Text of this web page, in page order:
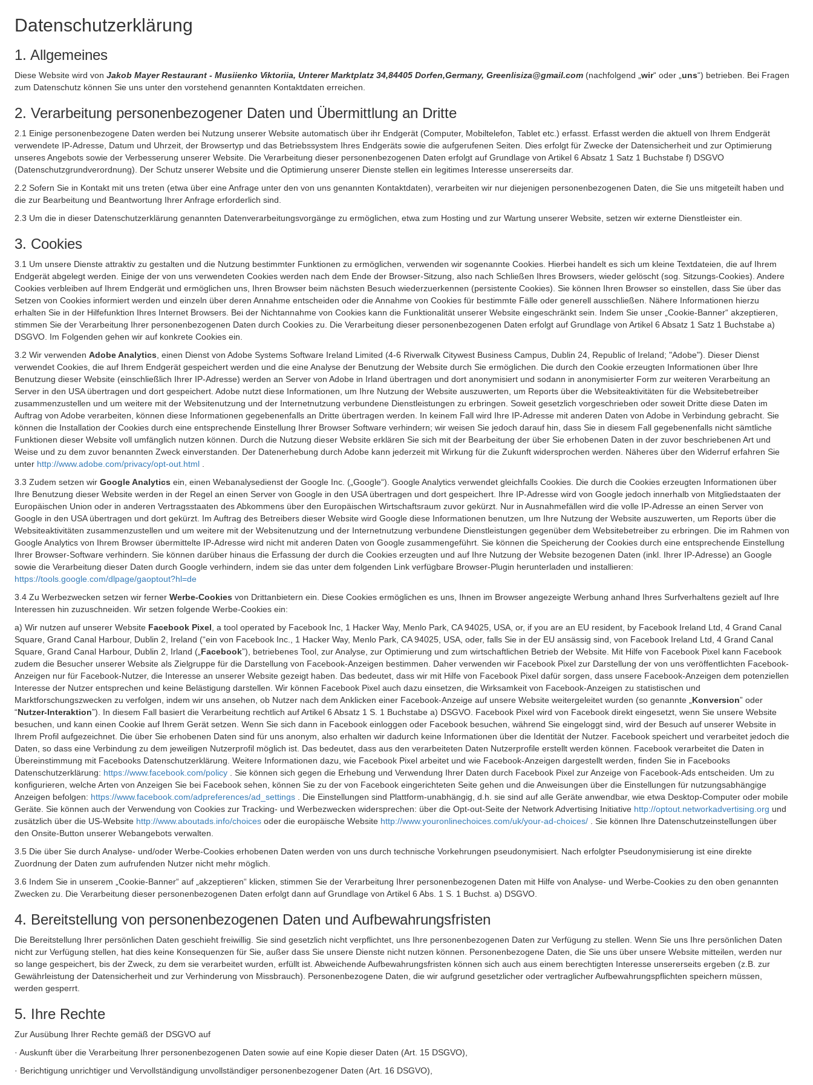
Datenschutzerklärung
1. Allgemeines
Diese Website wird von Jakob Mayer Restaurant - Musiienko Viktoriia, Unterer Marktplatz 34,84405 Dorfen,Germany, Greenlisiza@gmail.com (nachfolgend „ wir“ oder „ uns“) betrieben. Bei Fragen
zum Datenschutz können Sie uns unter den vorstehend genannten Kontaktdaten erreichen.
2. Verarbeitung personenbezogener Daten und Übermittlung an Dritte
2.1 Einige personenbezogene Daten werden bei Nutzung unserer Website automatisch über ihr Endgerät (Computer, Mobiltelefon, Tablet etc.) erfasst. Erfasst werden die aktuell von Ihrem Endgerät
verwendete IP-Adresse, Datum und Uhrzeit, der Browsertyp und das Betriebssystem Ihres Endgeräts sowie die aufgerufenen Seiten. Dies erfolgt für Zwecke der Datensicherheit und zur Optimierung
unseres Angebots sowie der Verbesserung unserer Website. Die Verarbeitung dieser personenbezogenen Daten erfolgt auf Grundlage von Artikel 6 Absatz 1 Satz 1 Buchstabe f) DSGVO
(Datenschutzgrundverordnung). Der Schutz unserer Website und die Optimierung unserer Dienste stellen ein legitimes Interesse unsererseits dar.
2.2 Sofern Sie in Kontakt mit uns treten (etwa über eine Anfrage unter den von uns genannten Kontaktdaten), verarbeiten wir nur diejenigen personenbezogenen Daten, die Sie uns mitgeteilt haben und
die zur Bearbeitung und Beantwortung Ihrer Anfrage erforderlich sind.
2.3 Um die in dieser Datenschutzerklärung genannten Datenverarbeitungsvorgänge zu ermöglichen, etwa zum Hosting und zur Wartung unserer Website, setzen wir externe Dienstleister ein.
3. Cookies
3.1 Um unsere Dienste attraktiv zu gestalten und die Nutzung bestimmter Funktionen zu ermöglichen, verwenden wir sogenannte Cookies. Hierbei handelt es sich um kleine Textdateien, die auf Ihrem
Endgerät abgelegt werden. Einige der von uns verwendeten Cookies werden nach dem Ende der Browser-Sitzung, also nach Schließen Ihres Browsers, wieder gelöscht (sog. Sitzungs-Cookies). Andere
Cookies verbleiben auf Ihrem Endgerät und ermöglichen uns, Ihren Browser beim nächsten Besuch wiederzuerkennen (persistente Cookies). Sie können Ihren Browser so einstellen, dass Sie über das
Setzen von Cookies informiert werden und einzeln über deren Annahme entscheiden oder die Annahme von Cookies für bestimmte Fälle oder generell ausschließen. Nähere Informationen hierzu
erhalten Sie in der Hilfefunktion Ihres Internet Browsers. Bei der Nichtannahme von Cookies kann die Funktionalität unserer Website eingeschränkt sein. Indem Sie unser „Cookie-Banner“ akzeptieren,
stimmen Sie der Verarbeitung Ihrer personenbezogenen Daten durch Cookies zu. Die Verarbeitung dieser personenbezogenen Daten erfolgt auf Grundlage von Artikel 6 Absatz 1 Satz 1 Buchstabe a)
DSGVO. Im Folgenden gehen wir auf konkrete Cookies ein.
3.2 Wir verwenden Adobe Analytics , einen Dienst von Adobe Systems Software Ireland Limited (4-6 Riverwalk Citywest Business Campus, Dublin 24, Republic of Ireland; "Adobe"). Dieser Dienst
verwendet Cookies, die auf Ihrem Endgerät gespeichert werden und die eine Analyse der Benutzung der Website durch Sie ermöglichen. Die durch den Cookie erzeugten Informationen über Ihre
Benutzung dieser Website (einschließlich Ihrer IP-Adresse) werden an Server von Adobe in Irland übertragen und dort anonymisiert und sodann in anonymisierter Form zur weiteren Verarbeitung an
Server in den USA übertragen und dort gespeichert. Adobe nutzt diese Informationen, um Ihre Nutzung der Website auszuwerten, um Reports über die Websiteaktivitäten für die Websitebetreiber
zusammenzustellen und um weitere mit der Websitenutzung und der Internetnutzung verbundene Dienstleistungen zu erbringen. Soweit gesetzlich vorgeschrieben oder soweit Dritte diese Daten im
Auftrag von Adobe verarbeiten, können diese Informationen gegebenenfalls an Dritte übertragen werden. In keinem Fall wird Ihre IP-Adresse mit anderen Daten von Adobe in Verbindung gebracht. Sie
können die Installation der Cookies durch eine entsprechende Einstellung Ihrer Browser Software verhindern; wir weisen Sie jedoch darauf hin, dass Sie in diesem Fall gegebenenfalls nicht sämtliche
Funktionen dieser Website voll umfänglich nutzen können. Durch die Nutzung dieser Website erklären Sie sich mit der Bearbeitung der über Sie erhobenen Daten in der zuvor beschriebenen Art und
Weise und zu dem zuvor benannten Zweck einverstanden. Der Datenerhebung durch Adobe kann jederzeit mit Wirkung für die Zukunft widersprochen werden. Näheres über den Widerruf erfahren Sie
unter http://www.adobe.com/privacy/opt-out.html
3.3 Zudem setzen wir Google Analytics ein, einen Webanalysedienst der Google Inc. („Google“). Google Analytics verwendet gleichfalls Cookies. Die durch die Cookies erzeugten Informationen über
Ihre Benutzung dieser Website werden in der Regel an einen Server von Google in den USA übertragen und dort gespeichert. Ihre IP-Adresse wird von Google jedoch innerhalb von Mitgliedstaaten der
Europäischen Union oder in anderen Vertragsstaaten des Abkommens über den Europäischen Wirtschaftsraum zuvor gekürzt. Nur in Ausnahmefällen wird die volle IP-Adresse an einen Server von
Google in den USA übertragen und dort gekürzt. Im Auftrag des Betreibers dieser Website wird Google diese Informationen benutzen, um Ihre Nutzung der Website auszuwerten, um Reports über die
Websiteaktivitäten zusammenzustellen und um weitere mit der Websitenutzung und der Internetnutzung verbundene Dienstleistungen gegenüber dem Websitebetreiber zu erbringen. Die im Rahmen von
Google Analytics von Ihrem Browser übermittelte IP-Adresse wird nicht mit anderen Daten von Google zusammengeführt. Sie können die Speicherung der Cookies durch eine entsprechende Einstellung
Ihrer Browser-Software verhindern. Sie können darüber hinaus die Erfassung der durch die Cookies erzeugten und auf Ihre Nutzung der Website bezogenen Daten (inkl. Ihrer IP-Adresse) an Google
sowie die Verarbeitung dieser Daten durch Google verhindern, indem sie das unter dem folgenden Link verfügbare Browser-Plugin herunterladen und installieren:
https://tools.google.com/dlpage/gaoptout?hl=de
3.4 Zu Werbezwecken setzen wir ferner Werbe-Cookies von Drittanbietern ein. Diese Cookies ermöglichen es uns, Ihnen im Browser angezeigte Werbung anhand Ihres Surfverhaltens gezielt auf Ihre
Interessen hin zuzuschneiden. Wir setzen folgende Werbe-Cookies ein:
a) Wir nutzen auf unserer Website Facebook Pixel , a tool operated by Facebook Inc, 1 Hacker Way, Menlo Park, CA 94025, USA, or, if you are an EU resident, by Facebook Ireland Ltd, 4 Grand Canal
Square, Grand Canal Harbour, Dublin 2, Ireland (“ein von Facebook Inc., 1 Hacker Way, Menlo Park, CA 94025, USA, oder, falls Sie in der EU ansässig sind, von Facebook Ireland Ltd, 4 Grand Canal
Square, Grand Canal Harbour, Dublin 2, Irland („ Facebook”), betriebenes Tool, zur Analyse, zur Optimierung und zum wirtschaftlichen Betrieb der Website. Mit Hilfe von Facebook Pixel kann Facebook
zudem die Besucher unserer Website als Zielgruppe für die Darstellung von Facebook-Anzeigen bestimmen. Daher verwenden wir Facebook Pixel zur Darstellung der von uns veröffentlichten Facebook-
Anzeigen nur für Facebook-Nutzer, die Interesse an unserer Website gezeigt haben. Das bedeutet, dass wir mit Hilfe von Facebook Pixel dafür sorgen, dass unsere Facebook-Anzeigen dem potenziellen
Interesse der Nutzer entsprechen und keine Belästigung darstellen. Wir können Facebook Pixel auch dazu einsetzen, die Wirksamkeit von Facebook-Anzeigen zu statistischen und
Marktforschungszwecken zu verfolgen, indem wir uns ansehen, ob Nutzer nach dem Anklicken einer Facebook-Anzeige auf unsere Website weitergeleitet wurden (so genannte „ Konversion” oder
“Nutzer-Interaktion”). In diesem Fall basiert die Verarbeitung rechtlich auf Artikel 6 Absatz 1 S. 1 Buchstabe a) DSGVO. Facebook Pixel wird von Facebook direkt eingesetzt, wenn Sie unsere Website
besuchen, und kann einen Cookie auf Ihrem Gerät setzen. Wenn Sie sich dann in Facebook einloggen oder Facebook besuchen, während Sie eingeloggt sind, wird der Besuch auf unserer Website in
Ihrem Profil aufgezeichnet. Die über Sie erhobenen Daten sind für uns anonym, also erhalten wir dadurch keine Informationen über die Identität der Nutzer. Facebook speichert und verarbeitet jedoch die
Daten, so dass eine Verbindung zu dem jeweiligen Nutzerprofil möglich ist. Das bedeutet, dass aus den verarbeiteten Daten Nutzerprofile erstellt werden können. Facebook verarbeitet die Daten in
Übereinstimmung mit Facebooks Datenschutzerklärung. Weitere Informationen dazu, wie Facebook Pixel arbeitet und wie Facebook-Anzeigen dargestellt werden, finden Sie in Facebooks
Datenschutzerklärung: https://www.facebook.com/policy
. Sie können sich gegen die Erhebung und Verwendung Ihrer Daten durch Facebook Pixel zur Anzeige von Facebook-Ads entscheiden. Um zu
konfigurieren, welche Arten von Anzeigen Sie bei Facebook sehen, können Sie zu der von Facebook eingerichteten Seite gehen und die Anweisungen über die Einstellungen für nutzungsabhängige
Anzeigen befolgen: https://www.facebook.com/adpreferences/ad_settings
. Die Einstellungen sind Plattform-unabhängig, d.h. sie sind auf alle Geräte anwendbar, wie etwa Desktop-Computer oder mobile
Geräte. Sie können auch der Verwendung von Cookies zur Tracking- und Werbezwecken widersprechen: über die Opt-out-Seite der Network Advertising Initiative http://optout.networkadvertising.org und
zusätzlich über die US-Website http://www.aboutads.info/choices oder die europäische Website http://www.youronlinechoices.com/uk/your-ad-choices/
. Sie können Ihre Datenschutzeinstellungen über
den Onsite-Button unserer Webangebots verwalten.
3.5 Die über Sie durch Analyse- und/oder Werbe-Cookies erhobenen Daten werden von uns durch technische Vorkehrungen pseudonymisiert. Nach erfolgter Pseudonymisierung ist eine direkte
Zuordnung der Daten zum aufrufenden Nutzer nicht mehr möglich.
3.6 Indem Sie in unserem „Cookie-Banner“ auf „akzeptieren“ klicken, stimmen Sie der Verarbeitung Ihrer personenbezogenen Daten mit Hilfe von Analyse- und Werbe-Cookies zu den oben genannten
Zwecken zu. Die Verarbeitung dieser personenbezogenen Daten erfolgt dann auf Grundlage von Artikel 6 Abs. 1 S. 1 Buchst. a) DSGVO.
4. Bereitstellung von personenbezogenen Daten und Aufbewahrungsfristen
Die Bereitstellung Ihrer persönlichen Daten geschieht freiwillig. Sie sind gesetzlich nicht verpflichtet, uns Ihre personenbezogenen Daten zur Verfügung zu stellen. Wenn Sie uns Ihre persönlichen Daten
nicht zur Verfügung stellen, hat dies keine Konsequenzen für Sie, außer dass Sie unsere Dienste nicht nutzen können. Personenbezogene Daten, die Sie uns über unsere Website mitteilen, werden nur
so lange gespeichert, bis der Zweck, zu dem sie verarbeitet wurden, erfüllt ist. Abweichende Aufbewahrungsfristen können sich auch aus einem berechtigten Interesse unsererseits ergeben (z.B. zur
Gewährleistung der Datensicherheit und zur Verhinderung von Missbrauch). Personenbezogene Daten, die wir aufgrund gesetzlicher oder vertraglicher Aufbewahrungspflichten speichern müssen,
werden gesperrt.
5. Ihre Rechte
Zur Ausübung Ihrer Rechte gemäß der DSGVO auf
· Auskunft über die Verarbeitung Ihrer personenbezogenen Daten sowie auf eine Kopie dieser Daten (Art. 15 DSGVO),
· Berichtigung unrichtiger und Vervollständigung unvollständiger personenbezogener Daten (Art. 16 DSGVO),